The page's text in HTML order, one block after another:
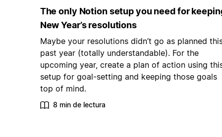
The only Notion setup you need for
New Year’s resolutions
Maybe your resolutions didn’t go as planned
past year (totally understandable). For the
upcoming year, create a plan of action using
setup for goal-setting and keeping those goals
top of mind.
8 min de lectura